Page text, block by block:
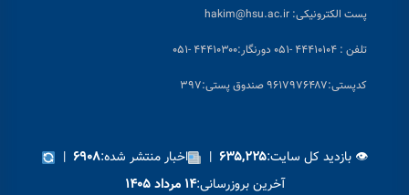
پست الکترونیکی: hakim@hsu.ac.ir
تلفن : ۴۴۴۱۰۱۰۴ -۰۵۱ دورنگار:۴۴۴۱۰۳۰۰ -۰۵۱
کدپستی:۹۶۱۷۹۷۶۴۸۷ صندوق پستی:۳۹۷
👁 بازدید کل سایت:۶۳۵,۲۲۵ | اخبار منتشر شده:۶۹۰۸ |
آخرین بروزرسانی:۱۴ مرداد ۱۴۰۵